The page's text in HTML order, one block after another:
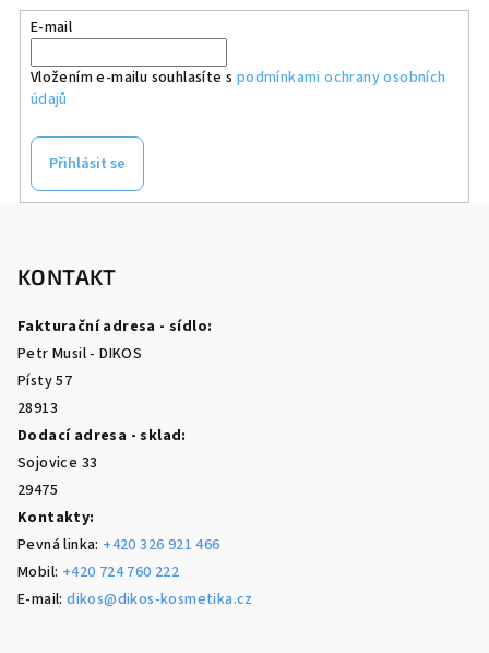
E-mail
Vložením e-mailu souhlasíte s podmínkami ochrany osobních
údajů
Přihlásit se
KONTAKT
Fakturační adresa - sídlo:
Petr Musil - DIKOS
Písty 57
28913
Dodací adresa - sklad:
Sojovice 33
29475
Kontakty:
Pevná linka: +420 326 921 466
Mobil: +420 724 760 222
E-mail:dikos@dikos-kosmetika.cz